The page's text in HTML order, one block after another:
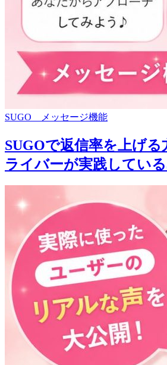
SUGO メッセージ機能
SUGOで返信率を上げる
ライバーが実践してい